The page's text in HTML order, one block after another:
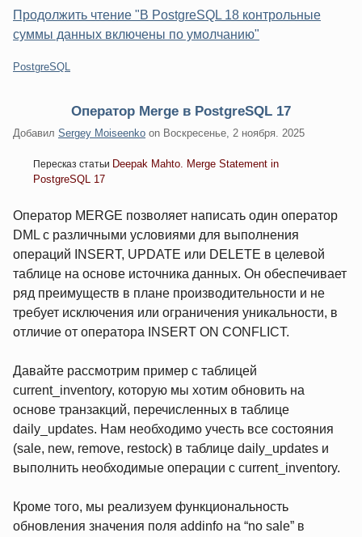
Продолжить чтение "В PostgreSQL 18 контрольные
суммы данных включены по умолчанию"
Категории:
PostgreSQL
Оператор Merge в PostgreSQL 17
Добавил Sergey Moiseenko on Воскресенье, 2 ноября. 2025
Пересказ статьи Deepak Mahto. Merge Statement in
PostgreSQL 17
Оператор MERGE позволяет написать один оператор
DML с различными условиями для выполнения
операций INSERT, UPDATE или DELETE в целевой
таблице на основе источника данных. Он обеспечивает
ряд преимуществ в плане производительности и не
требует исключения или ограничения уникальности, в
отличие от оператора INSERT ON CONFLICT.
Давайте рассмотрим пример с таблицей
current_inventory, которую мы хотим обновить на
основе транзакций, перечисленных в таблице
daily_updates. Нам необходимо учесть все состояния
(sale, new, remove, restock) в таблице daily_updates и
выполнить необходимые операции с current_inventory.
Кроме того, мы реализуем функциональность
обновления значения поля addinfo на “no sale” в